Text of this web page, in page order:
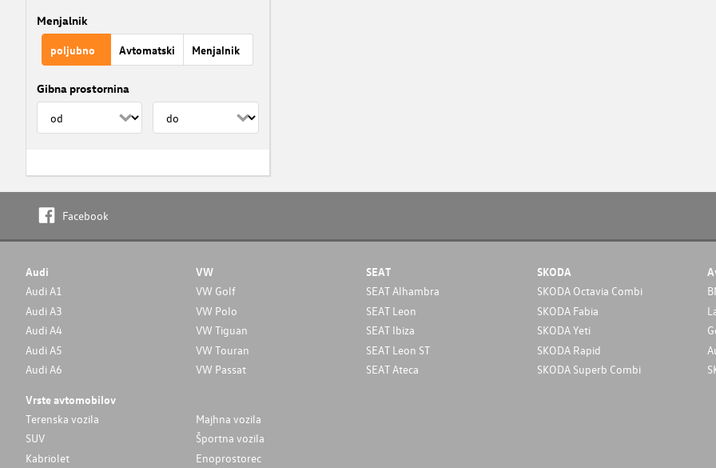
Menjalnik
poljubno Avtomatski Menjalnik
Gibna prostornina
Facebook
Audi
Audi A1
Audi A3
Audi A4
Audi A5
Audi A6
VW
VW Golf
VW Polo
VW Tiguan
VW Touran
VW Passat
SEAT
SEAT Alhambra
SEAT Leon
SEAT Ibiza
SEAT Leon ST
SEAT Ateca
SKODA
SKODA Octavia Combi
SKODA Fabia
SKODA Yeti
SKODA Rapid
SKODA Superb Combi
Vrste avtomobilov
Terenska vozila
Majhna vozila
SUV
Športna vozila
Kabriolet
Enoprostorec